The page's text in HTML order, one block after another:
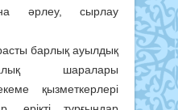
әрлеу, сырлау
барлық ауылдық
шаралары
қызметкерлері